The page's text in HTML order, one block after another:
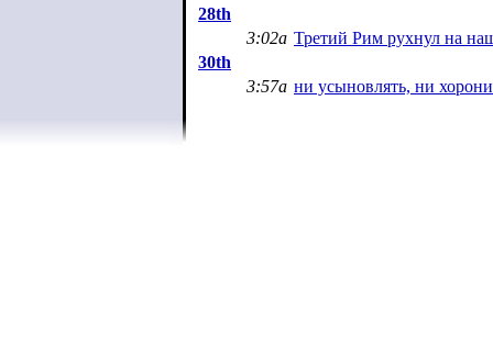
28th
3:02a Третий Рим рухнул на
30th
3:57a ни усыновлять, ни